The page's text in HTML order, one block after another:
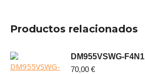
Productos relacionados
DM955VSWG-F4N1
70,00 €